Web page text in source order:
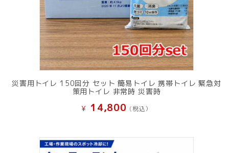
災害用トイレ 150回分 セット 簡易トイレ 携帯トイレ 緊急対
策用トイレ 非常時 災害時
¥ 14,800 (税込）